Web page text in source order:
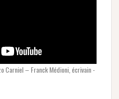
Carniel – Franck Médioni, écrivain -